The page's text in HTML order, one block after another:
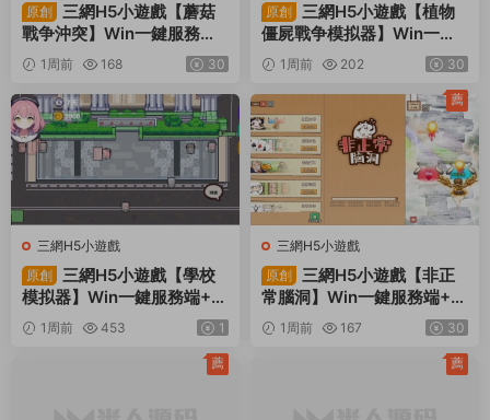
原創
三網H5小遊戲【蘑菇
戰争沖突】Win一鍵服務端+
Linux手工服務端+視頻架設
教程
1周前 168 30
原創
三網H5小遊戲【植物
僵屍戰争模拟器】Win一鍵
服務端+Linux手工服務端
+視頻架設教程
1周前 202 30
三網H5小遊戲
原創
三網H5小遊戲【學校
模拟器】Win一鍵服務端+Li
nux手工服務端+視頻架設教
程
1周前 453 1
三網H5小遊戲
原創
三網H5小遊戲【非正
常腦洞】Win一鍵服務端+Li
nux手工服務端+視頻架設教
程
1周前 167 30
薦
薦 薦